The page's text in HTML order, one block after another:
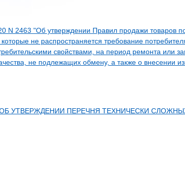
N 2463 "Об утверждении Правил продажи товаров
не распространяется требование
свойствами, на период ремонта или
не подлежащих обмену, а также о внесении
ОБ УТВЕРЖДЕНИИ ПЕРЕЧНЯ ТЕХНИЧЕСКИ